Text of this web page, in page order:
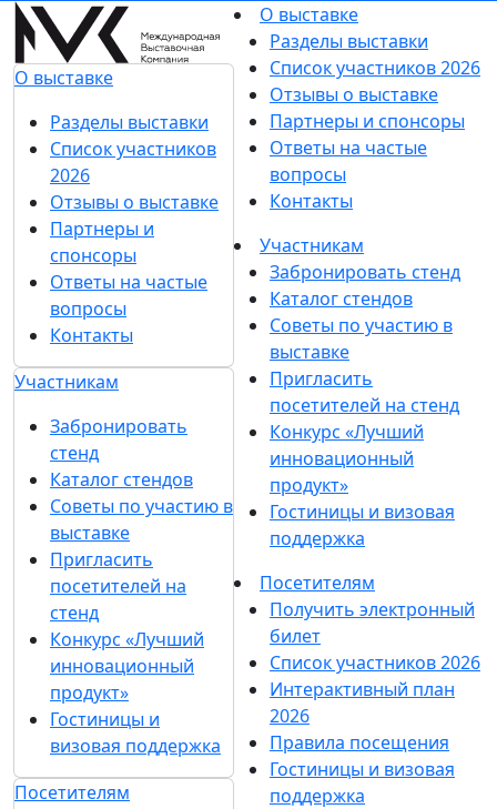
О выставке
Разделы выставки
Список участников
2026
Отзывы о выставке
Партнеры и
спонсоры
Ответы на частые
вопросы
Контакты
Участникам
Забронировать
стенд
Каталог стендов
Советы по участию в
выставке
Пригласить
посетителей на
стенд
Конкурс «Лучший
инновационный
продукт»
Гостиницы и
визовая поддержка
Посетителям
О выставке
Разделы выставки
Список участников 2026
Отзывы о выставке
Партнеры и спонсоры
Ответы на частые
вопросы
Контакты
Участникам
Забронировать стенд
Каталог стендов
Советы по участию в
выставке
Пригласить
посетителей на стенд
Конкурс «Лучший
инновационный
продукт»
Гостиницы и визовая
поддержка
Посетителям
Получить электронный
билет
Список участников 2026
Интерактивный план
2026
Правила посещения
Гостиницы и визовая
поддержка